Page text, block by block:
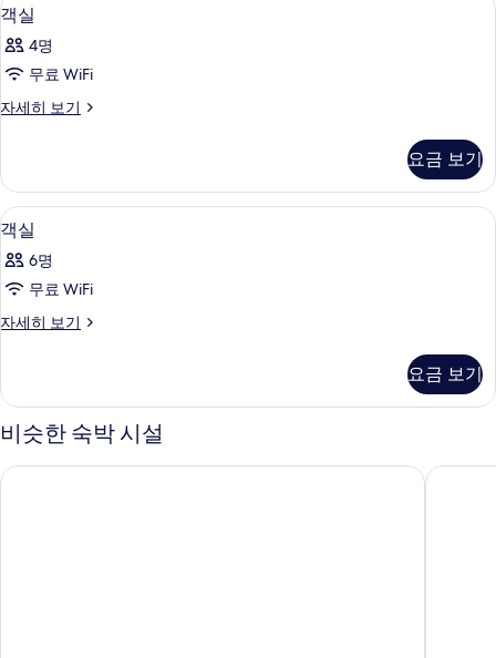
기
실
사
진
모
보
기
12
객실
4명
무료 WiFi
자세히 보기
객
히
보
기
요금 보기
객
실
사
진
모
보
기
고급 침구, 객실 내 금고, 책상, 방음 설비
16
객실
6명
무료 WiFi
자세히 보기
객
히
기
요금 보기
비슷한 숙박 시설
트리뷰트 포트폴리오 호텔, 더 퍼스트 컬렉션 비즈니스 베이, 두
밀레니